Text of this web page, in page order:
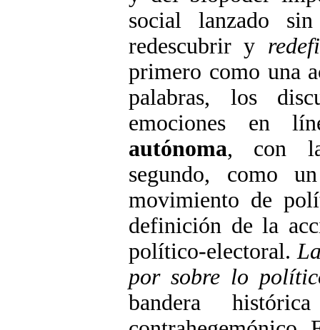
social lanzado
redescubrir y
primero como una
palabras, los
emociones en
autónoma, con la
segundo, como
movimiento de
definición de la
político-electoral.
por sobre lo
bandera